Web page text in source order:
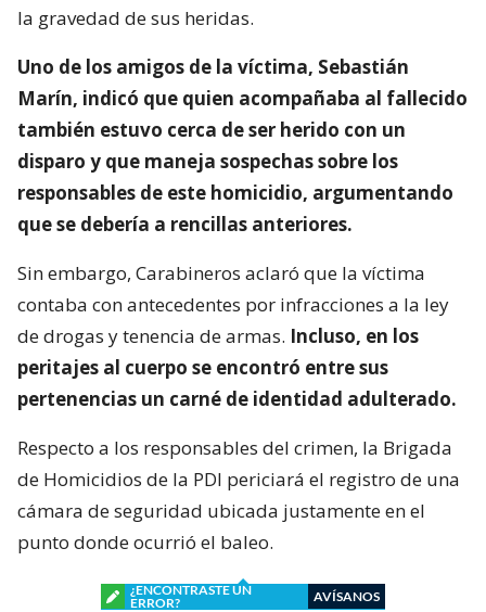
la gravedad de sus heridas.
Uno de los amigos de la víctima, Sebastián
Marín, indicó que quien acompañaba al fallecido
también estuvo cerca de ser herido con un
disparo y que maneja sospechas sobre los
responsables de este homicidio, argumentando
que se debería a rencillas anteriores.
Sin embargo, Carabineros aclaró que la víctima
contaba con antecedentes por infracciones a la ley
de drogas y tenencia de armas. Incluso, en los
peritajes al cuerpo se encontró entre sus
pertenencias un carné de identidad adulterado.
Respecto a los responsables del crimen, la Brigada
de Homicidios de la PDI periciará el registro de una
cámara de seguridad ubicada justamente en el
punto donde ocurrió el baleo.
¿ENCONTRASTE UN
ERROR?
AVÍSANOS